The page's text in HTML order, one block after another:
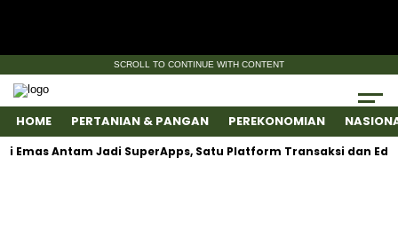
SCROLL TO CONTINUE WITH CONTENT
HOME PERTANIAN & PANGAN PEREKONOMIAN
Antam Jadi SuperApps, Satu Platform Transaksi dan